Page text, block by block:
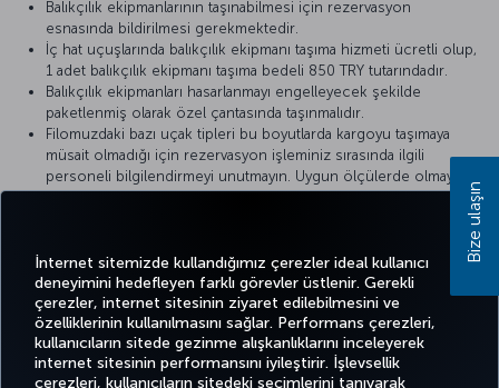
İnternet sitemizde kullandığımız çerezler ideal kullanıcı
deneyimini hedefleyen farklı görevler üstlenir. Gerekli
çerezler, internet sitesinin ziyaret edilebilmesini ve
özelliklerinin kullanılmasını sağlar. Performans çerezleri,
kullanıcıların sitede gezinme alışkanlıklarını inceleyerek
internet sitesinin performansını iyileştirir. İşlevsellik
çerezleri, kullanıcıların sitedeki seçimlerini tanıyarak
Balıkçılık ekipmanlarının taşınabilmesi için rezervasyon
esnasında bildirilmesi gerekmektedir.
İç hat uçuşlarında balıkçılık ekipmanı taşıma hizmeti ücretli olup,
1 adet balıkçılık ekipmanı taşıma bedeli 850 TRY tutarındadır.
Balıkçılık ekipmanları hasarlanmayı engelleyecek şekilde
paketlenmiş olarak özel çantasında taşınmalıdır.
Filomuzdaki bazı uçak tipleri bu boyutlarda kargoyu taşımaya
müsait olmadığı için rezervasyon işleminiz sırasında ilgili
personeli bilgilendirmeyi unutmayın. Uygun ölçülerde olmayan
TwitterFacebook
Instagram
YoutubeLinkedIn
TiktokBlogPinterest
Bize ulaşın